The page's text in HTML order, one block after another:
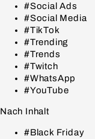
#Social Ads
#Social Media
#TikTok
#Trending
#Trends
#Twitch
#WhatsApp
#YouTube
Nach Inhalt
#Black Friday